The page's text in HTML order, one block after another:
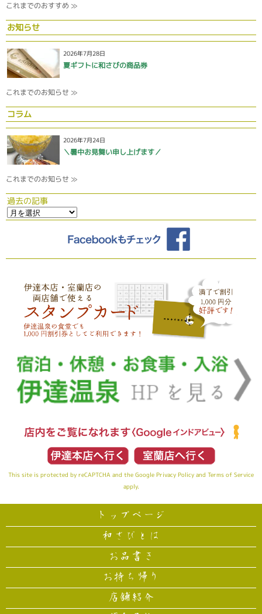
これまでのおすすめ ≫
お知らせ
2026年7月28日
夏ギフトに和さびの商品券
これまでのお知らせ ≫
コラム
2026年7月24日
＼暑中お見舞い申し上げます／
これまでのお知らせ ≫
過去の記事
This site is protected by reCAPTCHA and the Google Privacy Policy and Terms of Service
apply.
トップページ
和さびとは
お品書き
お持ち帰り
店舗紹介